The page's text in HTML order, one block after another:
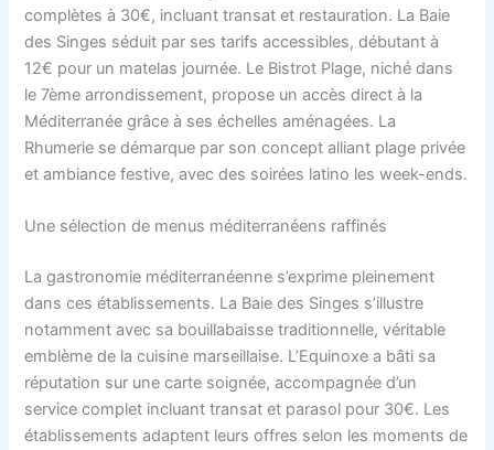
complètes à 30€, incluant transat et restauration. La Baie
des Singes séduit par ses tarifs accessibles, débutant à
12€ pour un matelas journée. Le Bistrot Plage, niché dans
le 7ème arrondissement, propose un accès direct à la
Méditerranée grâce à ses échelles aménagées. La
Rhumerie se démarque par son concept alliant plage privée
et ambiance festive, avec des soirées latino les week-ends.
Une sélection de menus méditerranéens raffinés
La gastronomie méditerranéenne s’exprime pleinement
dans ces établissements. La Baie des Singes s’illustre
notamment avec sa bouillabaisse traditionnelle, véritable
emblème de la cuisine marseillaise. L’Equinoxe a bâti sa
réputation sur une carte soignée, accompagnée d’un
service complet incluant transat et parasol pour 30€. Les
établissements adaptent leurs offres selon les moments de